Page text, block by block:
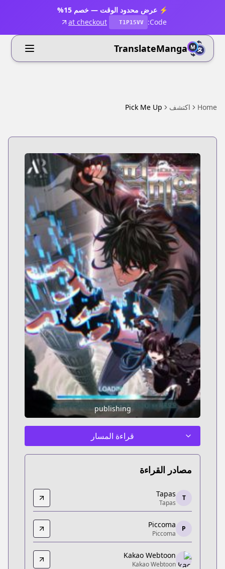
⚡ عرض محدود الوقت — خصم 15%
Code:
T1P15VV
at checkout
TranslateManga
Home اكتشف Pick Me Up
publishing
قراءة المسار
مصادر القراءة
Tapas
Tapas
https://tapas.io/series/pick-me-up/info
Piccoma
Piccoma
https://piccoma.com/web/product/121552
Kakao Webtoon
T
Tapas
Tapas
P
Piccoma
Piccoma
Kakao Webtoon
Kakao Webtoon